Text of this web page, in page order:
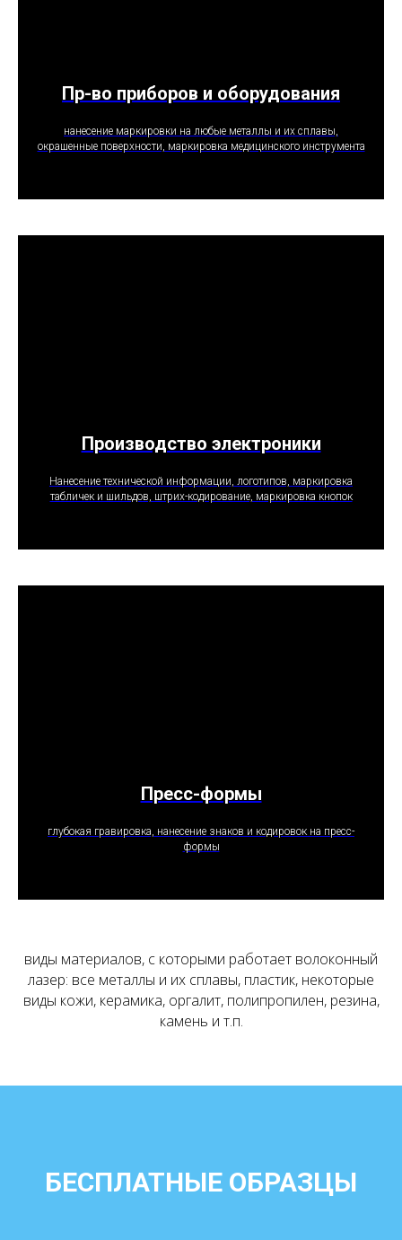
Пр-во приборов и оборудования
нанесение маркировки на любые металлы и их сплавы,
окрашенные поверхности, маркировка медицинского инструмента
ПОЛУЧИТЬ ПРЕДЛОЖЕНИЕ
Производство электроники
Нанесение технической информации, логотипов, маркировка
табличек и шильдов, штрих-кодирование, маркировка кнопок
ПОЛУЧИТЬ ПРЕДЛОЖЕНИЕ
Пресс-формы
глубокая гравировка, нанесение знаков и кодировок на пресс-
формы
ПОЛУЧИТЬ ПРЕДЛОЖЕНИЕ
виды материалов, с которыми работает волоконный
лазер: все металлы и их сплавы, пластик, некоторые
виды кожи, керамика, оргалит, полипропилен, резина,
камень и т.п.
БЕСПЛАТНЫЕ ОБРАЗЦЫ